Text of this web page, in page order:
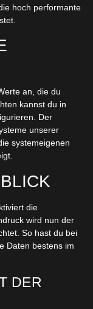
hoch performante
an, die du
kannst du in
Der
unserer
systemeigenen
die
wird nun der
So hast du bei
Daten bestens im
DER